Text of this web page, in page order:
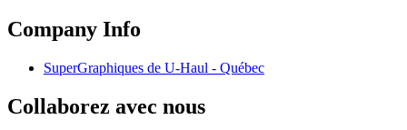
Company Info
SuperGraphiques de U-Haul - Québec
Collaborez avec nous